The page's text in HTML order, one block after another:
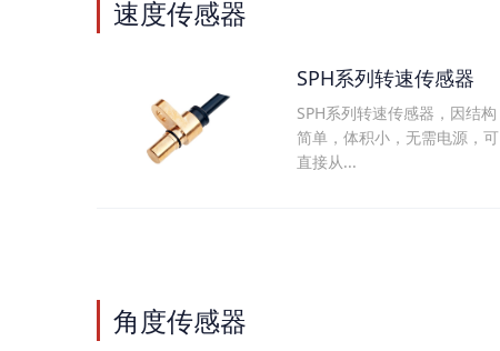
速度传感器
SPH系列转速传感器
SPH系列转速传感器，因结构
简单，体积小，无需电源，可
直接从...
角度传感器